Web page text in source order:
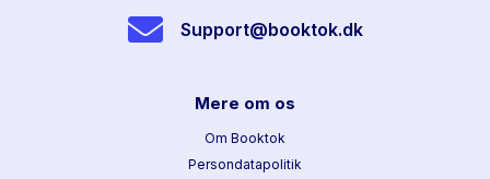
Support@booktok.dk
Mere om os
Om Booktok
Persondatapolitik